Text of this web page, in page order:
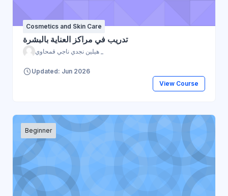
Cosmetics and Skin Care
تدريب في مراكز العناية بالبشرة
Updated: Jun 2026
View Course
Beginner